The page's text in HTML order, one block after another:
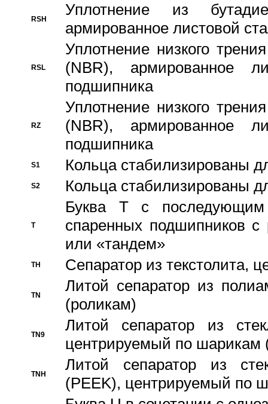
RSH
Уплотнение из
армированное листовой
RSL
Уплотнение низкого
(NBR), армированное
подшипника
RZ
Уплотнение низкого
(NBR), армированное
подшипника
S1 Кольца стабилизированы
S2 Кольца стабилизированы
T
Буква T с
спаренных подшипников
или «тандем»
TH Сепаратор из текстолита,
TN
Литой сепаратор из
(роликам)
TN9
Литой сепаратор из
центрируемый по шарикам
TNH
Литой сепаратор из
(PEEK), центрируемый по